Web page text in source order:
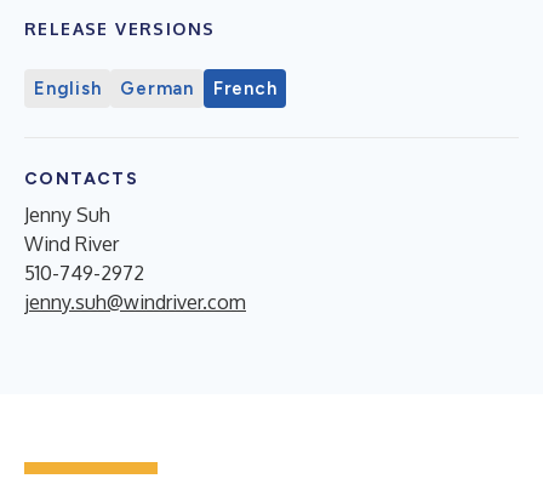
RELEASE VERSIONS
English German French
CONTACTS
Jenny Suh
Wind River
510-749-2972
jenny.suh@windriver.com